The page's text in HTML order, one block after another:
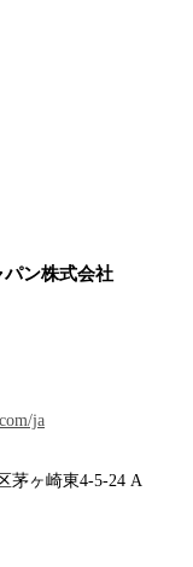
ン株式会社
ja
茅ヶ崎東4-5-24 A